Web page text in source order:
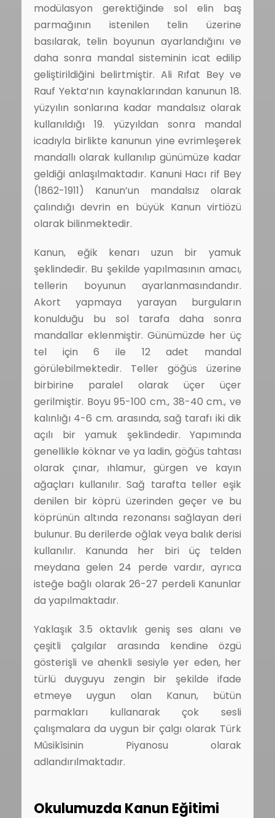
modülasyon gerektiğinde sol elin baş
parmağının istenilen telin üzerine
basılarak, telin boyunun ayarlandığını ve
daha sonra mandal sisteminin icat edilip
geliştirildiğini belirtmiştir. Ali Rıfat Bey ve
Rauf Yekta’nın kaynaklarından kanunun 18.
yüzyılın sonlarına kadar mandalsız olarak
kullanıldığı 19. yüzyıldan sonra mandal
icadıyla birlikte kanunun yine evrimleşerek
mandallı olarak kullanılıp günümüze kadar
geldiği anlaşılmaktadır. Kanuni Hacı rif Bey
(1862-1911) Kanun’un mandalsız olarak
çalındığı devrin en büyük Kanun virtiözü
olarak bilinmektedir.
Kanun, eğik kenarı uzun bir yamuk
şeklindedir. Bu şekilde yapılmasının amacı,
tellerin boyunun ayarlanmasındandır.
Akort yapmaya yarayan burguların
konulduğu bu sol tarafa daha sonra
mandallar eklenmiştir. Günümüzde her üç
tel için 6 ile 12 adet mandal
görülebilmektedir. Teller göğüs üzerine
birbirine paralel olarak üçer üçer
gerilmiştir. Boyu 95-100 cm., 38-40 cm., ve
kalınlığı 4-6 cm. arasında, sağ tarafı iki dik
açılı bir yamuk şeklindedir. Yapımında
genellikle köknar ve ya ladin, göğüs tahtası
olarak çınar, ıhlamur, gürgen ve kayın
ağaçları kullanılır. Sağ tarafta teller eşik
denilen bir köprü üzerinden geçer ve bu
köprünün altında rezonansı sağlayan deri
bulunur. Bu derilerde oğlak veya balık derisi
kullanılır. Kanunda her biri üç telden
meydana gelen 24 perde vardır, ayrıca
isteğe bağlı olarak 26-27 perdeli Kanunlar
da yapılmaktadır.
Yaklaşık 3.5 oktavlık geniş ses alanı ve
çeşitli çalgılar arasında kendine özgü
gösterişli ve ahenkli sesiyle yer eden, her
türlü duyguyu zengin bir şekilde ifade
etmeye uygun olan Kanun, bütün
parmakları kullanarak çok sesli
çalışmalara da uygun bir çalgı olarak Türk
Mûsikîsinin Piyanosu olarak
adlandırılmaktadır.
Okulumuzda Kanun Eğitimi